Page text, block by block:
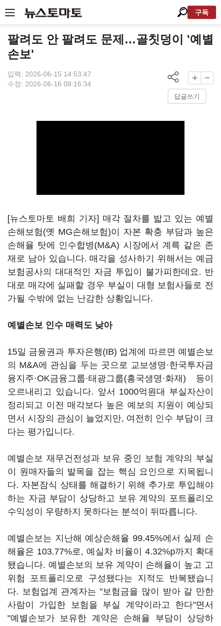
구독
팔려도 안 팔려도 문제…골칫덩이 '예별
손보'
입력: 2026-06-15 14:53:47
수정: 2026-06-16 08:16:34
답글쓰기
[뉴스토마토 배희 기자] 매각 절차를 밟고 있는 예별
손해보험(옛 MG손해보험)이 자본 확충 부담과 높은
손해율 탓에 인수합병(M&A) 시장에서 계륵 같은 존
재로 남아 있습니다. 매각을 성사하기 위해서는 예금
보험공사의 대대적인 자금 투입이 불가피한데요. 반
대로 매각에 실패할 경우 부실이 대형 보험사들로 전
가될 수밖에 없는 난감한 상황입니다.
예별손보 인수 매력도 낮아
15일 금융권과 투자은행(IB) 업계에 따르면 예별손보
의 M&A에 관심을 두는 곳으로 교보생명·한국투자금
융지주·OK금융그룹·태광그룹(흥국생명·화재) 등이
오르내리고 있습니다. 앞서 1000억원대 부실자산이
정리되고 이전 매각보다 높은 예보의 지원이 예상되
면서 시장의 관심이 늘었지만, 여전히 인수 부담이 크
다는 평가입니다.
예별손보 재무건전성과 보유 중인 보험 계약의 부실
이 원매자들의 발목을 잡는 핵심 요인으로 지목됩니
다. 자본잠식 상태를 해결하기 위해 추가로 투입해야
하는 자금 부담이 상당하고 보유 계약의 포트폴리오
수익성이 우량하지 못하다는 분석이 뒤따릅니다.
예별손보는 지난해 예상손해율 99.45%에서 실제 손
해율은 103.77%로, 예실차 비율이 4.32%p까지 확대
됐습니다. 예별손보의 보유 계약이 손해율이 높고 고
위험 포트폴리오로 구성됐다는 지적도 반복됐습니
다. 보험업계 관계자는 "보험금을 많이 받아 갈 만한
사람이 가입한 보험을 부실 계약이라고 한다"면서
"예별손보가 보유한 계약은 손해율 부담이 상당하